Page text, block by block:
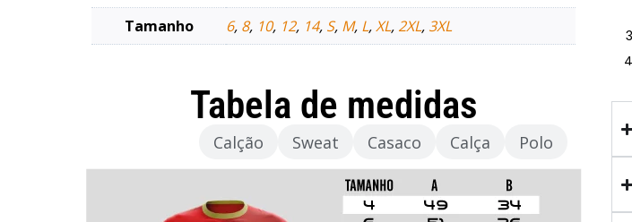
Tamanho
6, 8, 10, 12, 14, S, M, L,XL, 2XL, 3XL
Tabela de medidas
Calção Sweat Casaco Calça Polo